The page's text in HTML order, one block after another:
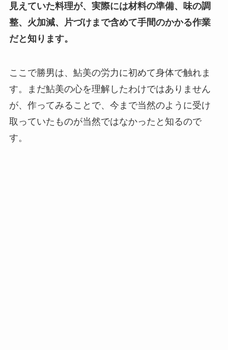
見えていた料理が、実際には材料の準備、味の調
整、火加減、片づけまで含めて手間のかかる作業
だと知ります。
ここで勝男は、鮎美の労力に初めて身体で触れま
す。まだ鮎美の心を理解したわけではありません
が、作ってみることで、今まで当然のように受け
取っていたものが当然ではなかったと知るので
す。